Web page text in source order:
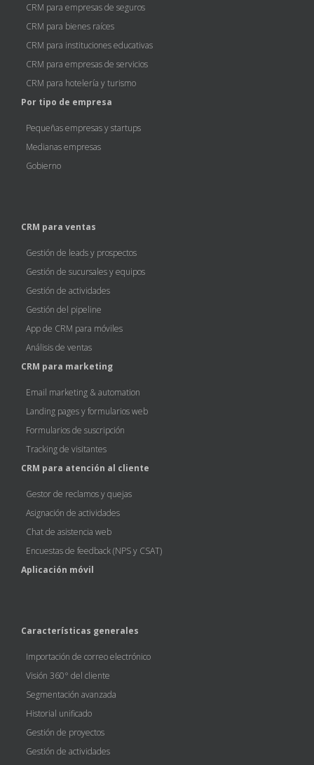
CRM para empresas de seguros
CRM para bienes raíces
CRM para instituciones educativas
CRM para empresas de servicios
CRM para hotelería y turismo
Por tipo de empresa
Pequeñas empresas y startups
Medianas empresas
Gobierno
CRM para ventas
Gestión de leads y prospectos
Gestión de sucursales y equipos
Gestión de actividades
Gestión del pipeline
App de CRM para móviles
Análisis de ventas
CRM para marketing
Email marketing & automation
Landing pages y formularios web
Formularios de suscripción
Tracking de visitantes
CRM para atención al cliente
Gestor de reclamos y quejas
Asignación de actividades
Chat de asistencia web
Encuestas de feedback (NPS y CSAT)
Aplicación móvil
Características generales
Importación de correo electrónico
Visión 360° del cliente
Segmentación avanzada
Historial unificado
Gestión de proyectos
Gestión de actividades